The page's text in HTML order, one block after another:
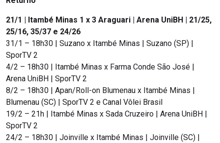
21/1 | Itambé Minas 1 x 3 Araguari | Arena UniBH | 21/25,
25/16, 35/37 e 24/26
31/1 – 18h30 | Suzano x Itambé Minas | Suzano (SP) |
SporTV 2
4/2 – 18h30 | Itambé Minas x Farma Conde São José |
Arena UniBH | SporTV 2
8/2 – 18h30 | Apan/Roll-on Blumenau x Itambé Minas |
Blumenau (SC) | SporTV 2 e Canal Vôlei Brasil
19/2 – 21h | Itambé Minas x Sada Cruzeiro | Arena UniBH |
SporTV 2
24/2 – 18h30 | Joinville x Itambé Minas | Joinville (SC) |